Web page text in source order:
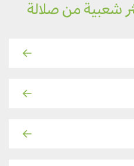
شعبية من صلالة